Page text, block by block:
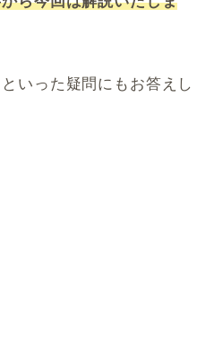
いった疑問にもお答えし